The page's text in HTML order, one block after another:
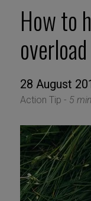
How to
overload
28 August
Action Tip - 5